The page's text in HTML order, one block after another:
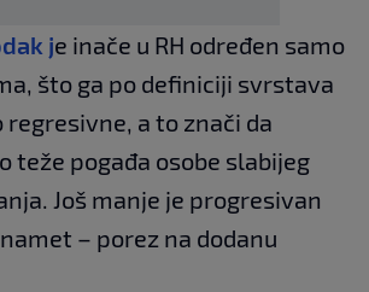
je inače u RH određen samo
što ga po definiciji svrstava
a to znači da
teže pogađa osobe slabijeg
Još manje je progresivan
– porez na dodanu